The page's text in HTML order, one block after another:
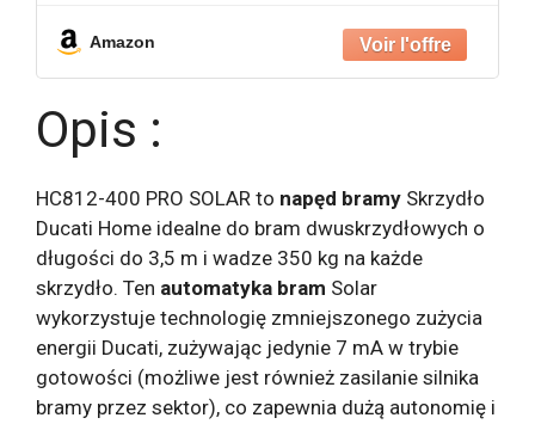
Amazon
Opis :
HC812-400 PRO SOLAR to napęd bramy Skrzydło
Ducati Home idealne do bram dwuskrzydłowych o
długości do 3,5 m i wadze 350 kg na każde
skrzydło. Ten automatyka bram Solar
wykorzystuje technologię zmniejszonego zużycia
energii Ducati, zużywając jedynie 7 mA w trybie
gotowości (możliwe jest również zasilanie silnika
bramy przez sektor), co zapewnia dużą autonomię i